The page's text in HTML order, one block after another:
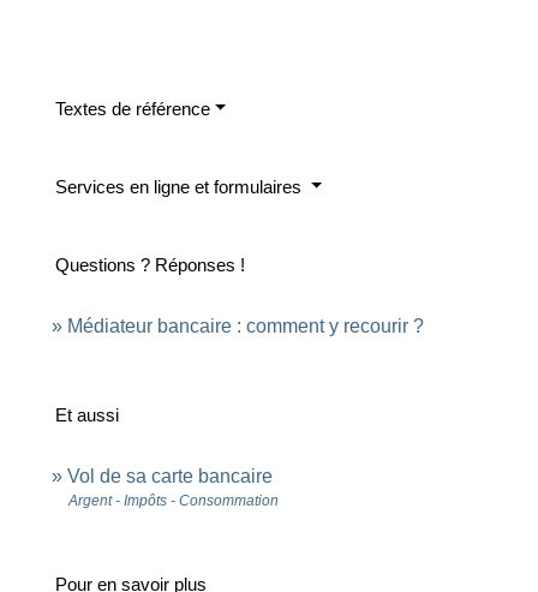
Textes de référence
Services en ligne et formulaires
Questions ? Réponses !
Médiateur bancaire : comment y recourir ?
Et aussi
Vol de sa carte bancaire
Argent - Impôts - Consommation
Pour en savoir plus